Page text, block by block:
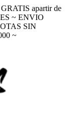
apartir de
~ ENVIO
SIN
~